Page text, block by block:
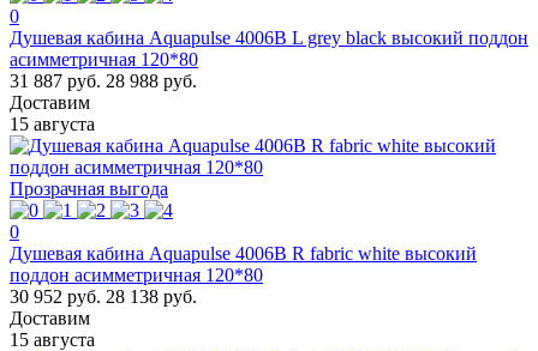
0
Душевая кабина Aquapulse 4006B L grey black высокий поддон
асимметричная 120*80
31 887 руб. 28 988 руб.
Доставим
15 августа
Прозрачная выгода
0
Душевая кабина Aquapulse 4006B R fabric white высокий
поддон асимметричная 120*80
30 952 руб. 28 138 руб.
Доставим
15 августа